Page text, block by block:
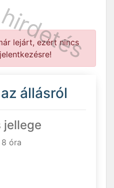
lejárt, ezért nincs
állásról
jellege
óra